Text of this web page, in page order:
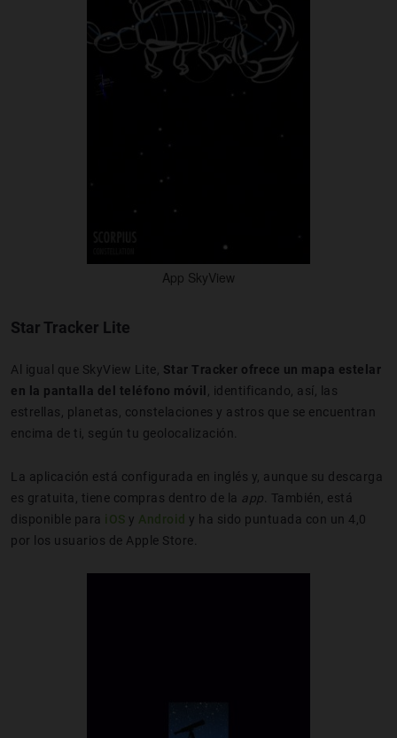
App SkyView
Star Tracker Lite
Al igual que SkyView Lite, Star Tracker ofrece un mapa estelar
en la pantalla del teléfono móvil
, identificando, así, las
estrellas, planetas, constelaciones y astros que se encuentran
encima de ti, según tu geolocalización.
La aplicación está configurada en inglés y, aunque su descarga
es gratuita, tiene compras dentro de la app . También, está
disponible para iOS y Android y ha sido puntuada con un 4,0
por los usuarios de Apple Store.